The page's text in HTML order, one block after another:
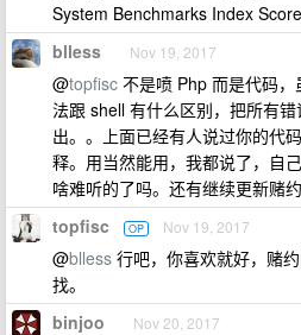
System Benchmarks Index
blless Nov 19, 2017
@topfisc 不是喷 Php 而是代码
法跟 shell 有什么区别，把所有
出。。上面已经有人说过你的代
释。用当然能用，我都说了，自
啥难听的了吗。还有继续更新赌约
topfisc OP Nov 19, 2017
@blless 行吧，你喜欢就好，赌
找。
binjoo Nov 20, 2017